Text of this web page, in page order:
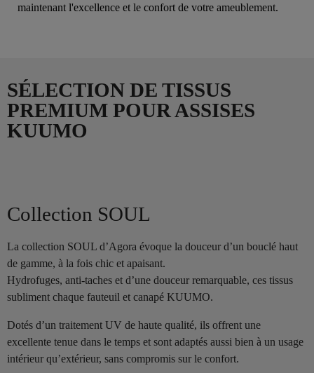
maintenant l'excellence et le confort de votre ameublement.
SÉLECTION DE TISSUS
PREMIUM POUR ASSISES
KUUMO
Collection SOUL
La collection SOUL d’Agora évoque la douceur d’un bouclé haut
de gamme, à la fois chic et apaisant.
Hydrofuges, anti-taches et d’une douceur remarquable, ces tissus
subliment chaque fauteuil et canapé KUUMO.
Dotés d’un traitement UV de haute qualité, ils offrent une
excellente tenue dans le temps et sont adaptés aussi bien à un usage
intérieur qu’extérieur, sans compromis sur le confort.